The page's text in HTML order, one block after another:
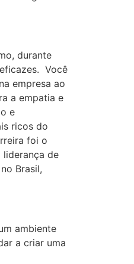
durante
Você
empresa ao
a empatia e
e
ricos do
foi o
liderança de
Brasil,
ambiente
a criar uma